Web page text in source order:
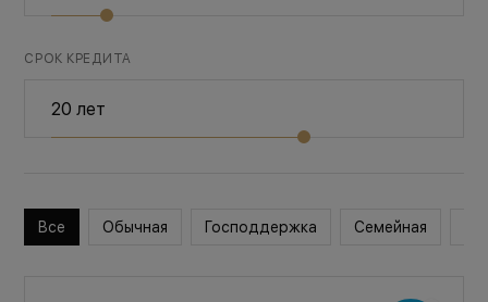
СРОК КРЕДИТА
Все Обычная Господдержка Семейная